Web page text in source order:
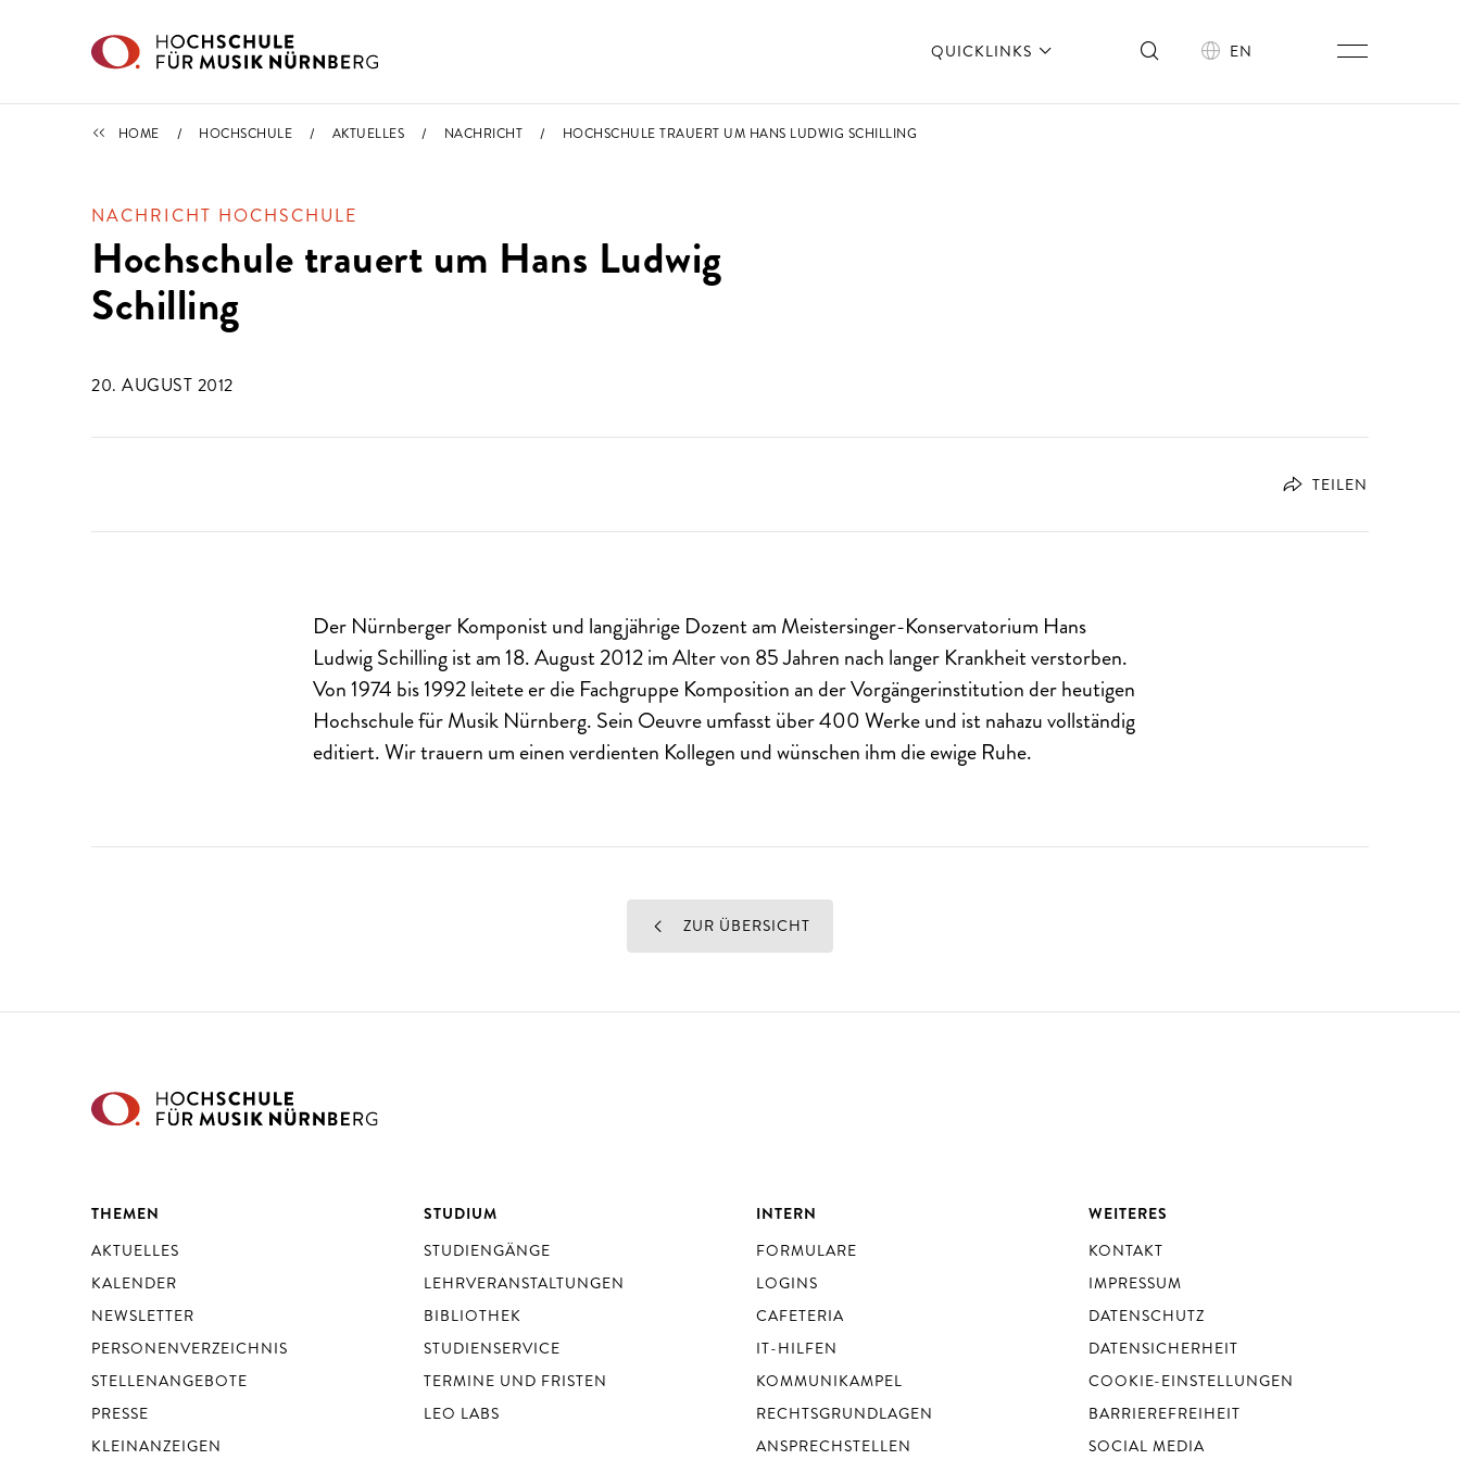
QUICKLINKS EN
IMPORTIERT
HOME HOCHSCHULE AKTUELLES NACHRICHT HOCHSCHULE TRAUERT UM HANS LUDWIG SCHILLING
NACHRICHT HOCHSCHULE
Hochschule trauert um Hans Ludwig
Schilling
20. AUGUST 2012
TEILEN
Der Nürnberger Komponist und langjährige Dozent am Meistersinger-Konservatorium Hans
Ludwig Schilling ist am 18. August 2012 im Alter von 85 Jahren nach langer Krankheit verstorben.
Von 1974 bis 1992 leitete er die Fachgruppe Komposition an der Vorgängerinstitution der heutigen
Hochschule für Musik Nürnberg. Sein Oeuvre umfasst über 400 Werke und ist nahazu vollständig
editiert. Wir trauern um einen verdienten Kollegen und wünschen ihm die ewige Ruhe.
ZUR ÜBERSICHT
THEMEN
AKTUELLES
KALENDER
NEWSLETTER
PERSONENVERZEICHNIS
STELLENANGEBOTE
PRESSE
KLEINANZEIGEN
STUDIUM
STUDIENGÄNGE
LEHRVERANSTALTUNGEN
BIBLIOTHEK
STUDIENSERVICE
TERMINE UND FRISTEN
LEO LABS
INTERN
FORMULARE
LOGINS
CAFETERIA
IT-HILFEN
KOMMUNIKAMPEL
RECHTSGRUNDLAGEN
ANSPRECHSTELLEN
WEITERES
KONTAKT
IMPRESSUM
DATENSCHUTZ
DATENSICHERHEIT
COOKIE-EINSTELLUNGEN
BARRIEREFREIHEIT
SOCIAL MEDIA